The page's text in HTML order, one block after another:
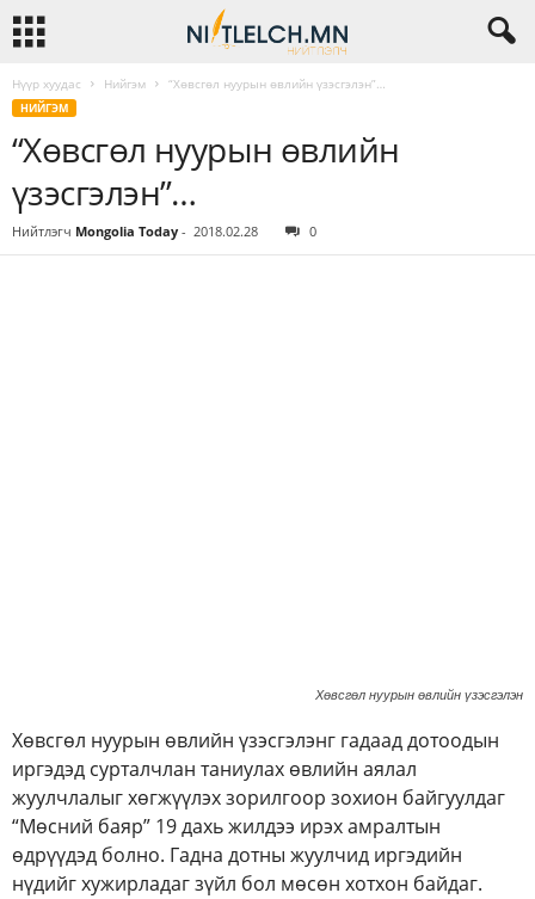
Нүүр хуудас Нийгэм “Хөвсгөл нуурын өвлийн үзэсгэлэн”…
НИЙГЭМ
“Хөвсгөл нуурын өвлийн
үзэсгэлэн”…
Нийтлэгч Mongolia Today - 2018.02.28 0
Хөвсгөл нуурын өвлийн үзэсгэлэн
Хөвсгөл нуурын өвлийн үзэсгэлэнг гадаад дотоодын
иргэдэд сурталчлан таниулах өвлийн аялал
жуулчлалыг хөгжүүлэх зорилгоор зохион байгуулдаг
“Мөсний баяр” 19 дахь жилдээ ирэх амралтын
өдрүүдэд болно. Гадна дотны жуулчид иргэдийн
нүдийг хужирладаг зүйл бол мөсөн хотхон байдаг.